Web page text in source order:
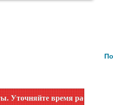
по номеру телефона